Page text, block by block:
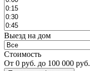
Выезд на дом
Стоимость
От 0 руб. до 100 000 руб.